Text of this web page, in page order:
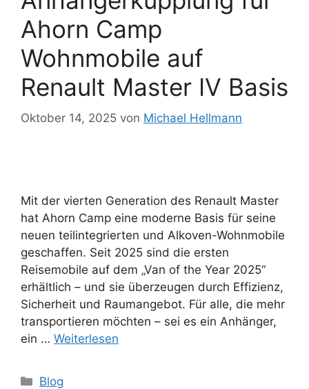
Ahorn Camp
Wohnmobile auf
Renault Master IV Basis
Oktober 14, 2025 von Michael Hellmann
Mit der vierten Generation des Renault Master
hat Ahorn Camp eine moderne Basis für seine
neuen teilintegrierten und Alkoven-Wohnmobile
geschaffen. Seit 2025 sind die ersten
Reisemobile auf dem „Van of the Year 2025“
erhältlich – und sie überzeugen durch Effizienz,
Sicherheit und Raumangebot. Für alle, die mehr
transportieren möchten – sei es ein Anhänger,
ein … Weiterlesen
Kategorien
Blog